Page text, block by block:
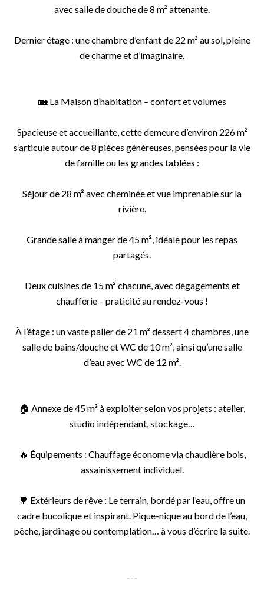
avec salle de douche de 8 m² attenante.
Dernier étage : une chambre d’enfant de 22 m² au sol, pleine
de charme et d’imaginaire.
🏡 La Maison d’habitation – confort et volumes
Spacieuse et accueillante, cette demeure d’environ 226 m²
s’articule autour de 8 pièces généreuses, pensées pour la vie
de famille ou les grandes tablées :
Séjour de 28 m² avec cheminée et vue imprenable sur la
rivière.
Grande salle à manger de 45 m², idéale pour les repas
partagés.
Deux cuisines de 15 m² chacune, avec dégagements et
chaufferie – praticité au rendez-vous !
À l’étage : un vaste palier de 21 m² dessert 4 chambres, une
salle de bains/douche et WC de 10 m², ainsi qu’une salle
d’eau avec WC de 12 m².
🏠 Annexe de 45 m² à exploiter selon vos projets : atelier,
studio indépendant, stockage…
🔥 Équipements : Chauffage économe via chaudière bois,
assainissement individuel.
🌳 Extérieurs de rêve : Le terrain, bordé par l’eau, offre un
cadre bucolique et inspirant. Pique-nique au bord de l’eau,
pêche, jardinage ou contemplation… à vous d’écrire la suite.
---